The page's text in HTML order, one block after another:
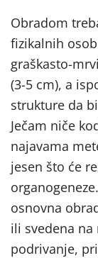
Obradom
fizikalnih
graškasto-
(3-5 cm), a
strukture da
Ječam niče
najavama
jesen što će
osnovna
ili svedena
podrivanje,